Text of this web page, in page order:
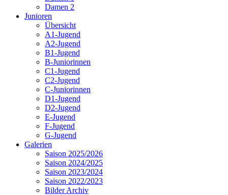
Damen 2
Junioren
Übersicht
A1-Jugend
A2-Jugend
B1-Jugend
B-Juniorinnen
C1-Jugend
C2-Jugend
C-Juniorinnen
D1-Jugend
D2-Jugend
E-Jugend
F-Jugend
G-Jugend
Galerien
Saison 2025/2026
Saison 2024/2025
Saison 2023/2024
Saison 2022/2023
Bilder Archiv